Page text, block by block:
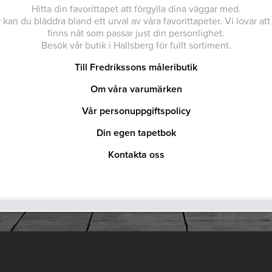
Hitta din favorittapet att förgylla dina väggar med.
kan du bläddra bland ett urval av våra favorittapeter. Vi lovar
finns nåt som passar just din personlighet.
Besök vår butik i Hallsberg för fullt sortiment.
Till Fredrikssons måleributik
Om våra varumärken
Vår personuppgiftspolicy
Din egen tapetbok
Kontakta oss